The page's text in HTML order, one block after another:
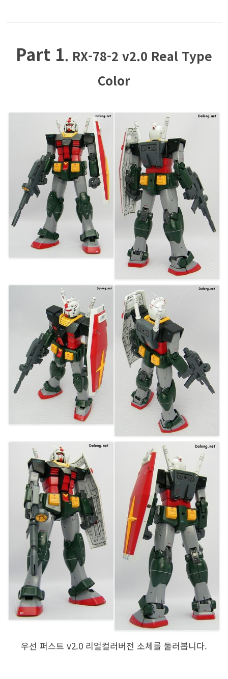
Part 1. RX-78-2 v2.0 Real Type
Color
우선 퍼스트 v2.0 리얼컬러버전 소체를 둘러봅니다.